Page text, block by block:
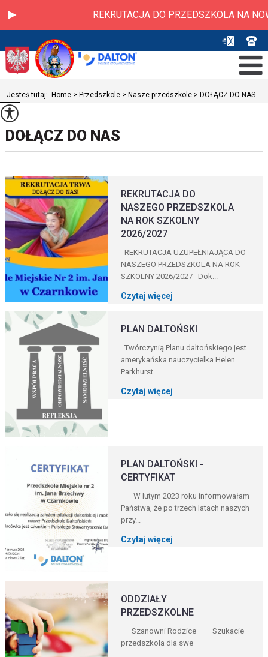
REKRUTACJA DO PRZEDSZKOLA NA
Jesteś tutaj: Home > Przedszkole > Nasze przedszkole > DOŁĄCZ DO NAS ...
DOŁĄCZ DO NAS
REKRUTACJA DO
NASZEGO PRZEDSZKOLA
NA ROK SZKOLNY
2026/2027
REKRUTACJA UZUPEŁNIAJĄCA DO
NASZEGO PRZEDSZKOLA NA ROK
SZKOLNY 2026/2027 Dok...
Czytaj więcej
PLAN DALTOŃSKI
Twórczynią Planu daltońskiego jest
amerykańska nauczycielka Helen
Parkhurst...
Czytaj więcej
PLAN DALTOŃSKI -
CERTYFIKAT
W lutym 2023 roku informowałam
Państwa, że po trzech latach naszych
przy...
Czytaj więcej
ODDZIAŁY
PRZEDSZKOLNE
Szanowni Rodzice Szukacie
przedszkola dla swe